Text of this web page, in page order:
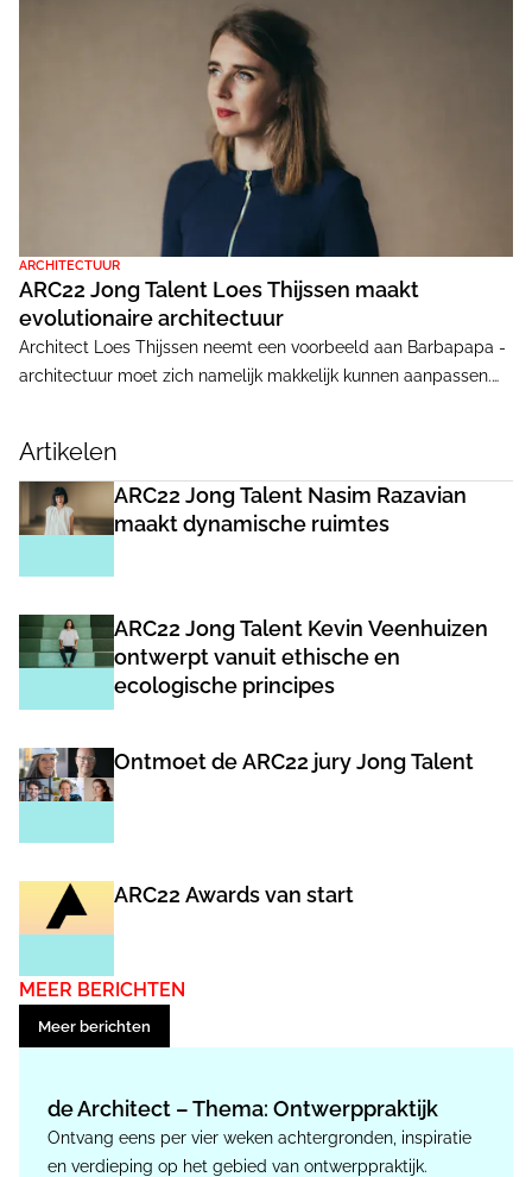
ARCHITECTUUR
ARC22 Jong Talent Loes Thijssen maakt
evolutionaire architectuur
Architect Loes Thijssen neemt een voorbeeld aan Barbapapa -
architectuur moet zich namelijk makkelijk kunnen aanpassen.
Artikelen
ARC22 Jong Talent Nasim Razavian
maakt dynamische ruimtes
ARC22 Jong Talent Kevin Veenhuizen
ontwerpt vanuit ethische en
ecologische principes
Ontmoet de ARC22 jury Jong Talent
ARC22 Awards van start
MEER BERICHTEN
Meer berichten
de Architect – Thema: Ontwerppraktijk
Ontvang eens per vier weken achtergronden, inspiratie
en verdieping op het gebied van ontwerppraktijk.